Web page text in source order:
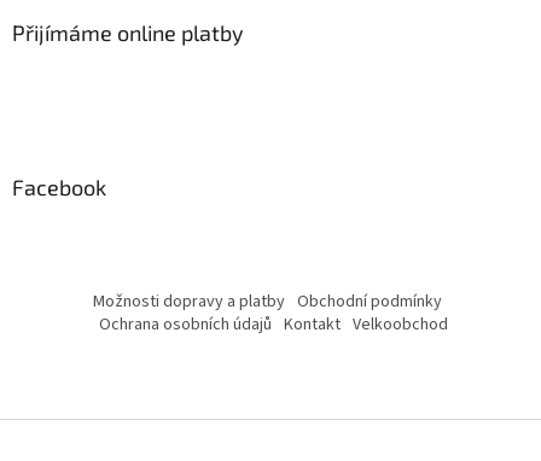
Přijímáme online platby
Facebook
Možnosti dopravy a platby Obchodní podmínky
Ochrana osobních údajů Kontakt Velkoobchod